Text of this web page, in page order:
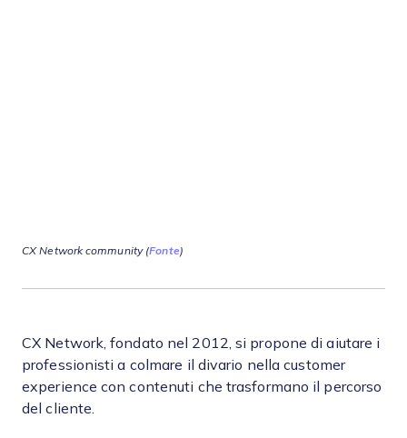
CX Network community (Fonte)
CX Network, fondato nel 2012, si propone di aiutare i
professionisti a colmare il divario nella customer
experience con contenuti che trasformano il percorso
del cliente.